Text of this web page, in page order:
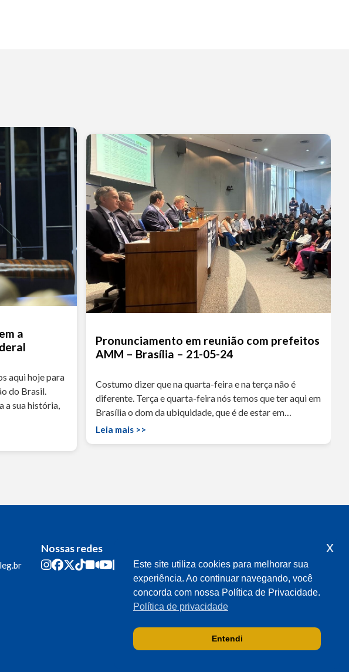
a
aqui hoje para
do Brasil.
a sua história,
Pronunciamento em reunião com prefeitos
AMM – Brasília – 21-05-24
Costumo dizer que na quarta-feira e na terça não é
diferente. Terça e quarta-feira nós temos que ter aqui em
Brasília o dom da ubiquidade, que é de estar em…
Leia mais >>
Nossas redes
Este site utiliza cookies para melhorar sua
experiência. Ao continuar navegando, você
concorda com nossa Política de Privacidade.
Política de privacidade
Entendi
x